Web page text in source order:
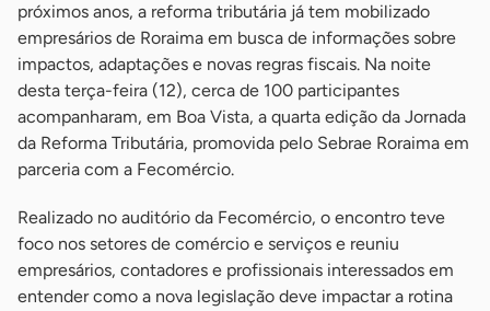
próximos anos, a reforma tributária já tem mobilizado
empresários de Roraima em busca de informações sobre
impactos, adaptações e novas regras fiscais. Na noite
desta terça-feira (12), cerca de 100 participantes
acompanharam, em Boa Vista, a quarta edição da Jornada
da Reforma Tributária, promovida pelo Sebrae Roraima em
parceria com a Fecomércio.
Realizado no auditório da Fecomércio, o encontro teve
foco nos setores de comércio e serviços e reuniu
empresários, contadores e profissionais interessados em
entender como a nova legislação deve impactar a rotina